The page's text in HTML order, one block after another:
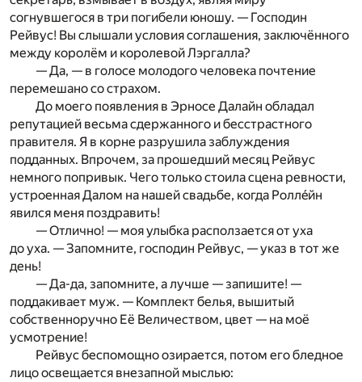
согнувшегося в три погибели юношу. — Господин
Рейвус! Вы слышали условия соглашения, заключённого
между королём и королевой Лэргалла?
— Да, — в голосе молодого человека почтение
перемешано со страхом.
До моего появления в Эрносе Далайн обладал
репутацией весьма сдержанного и бесстрастного
правителя. Я в корне разрушила заблуждения
подданных. Впрочем, за прошедший месяц Рейвус
немного попривык. Чего только стоила сцена ревности,
устроенная Далом на нашей свадьбе, когда Роллéйн
явился меня поздравить!
— Отлично! — моя улыбка расползается от уха
до уха. — Запомните, господин Рейвус, — указ в тот же
день!
— Да-да, запомните, а лучше — запишите! —
поддакивает муж. — Комплект белья, вышитый
собственноручно Её Величеством, цвет — на моё
усмотрение!
Рейвус беспомощно озирается, потом его бледное
лицо освещается внезапной мыслью: